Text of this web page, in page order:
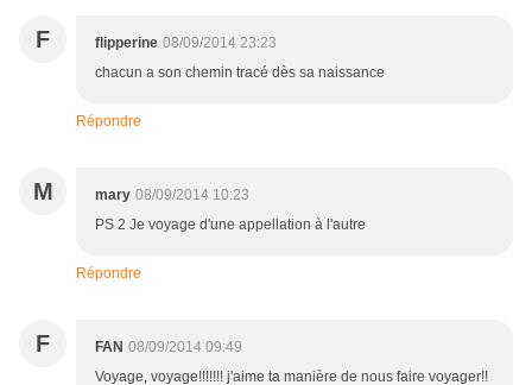
F flipperine 08/09/2014 23:23
chacun a son chemin tracé dès sa naissance
Répondre
M mary 08/09/2014 10:23
PS 2 Je voyage d'une appellation à l'autre
Répondre
F FAN 08/09/2014 09:49
Voyage, voyage!!!!!!! j'aime ta manière de nous faire voyager!!